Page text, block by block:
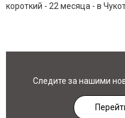
короткий - 22 месяца - в
Следите за нашими